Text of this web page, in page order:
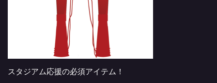
スタジアム応援の必須アイテム！